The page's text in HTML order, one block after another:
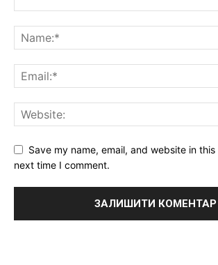
Save my name, email, and website in
next time I comment.